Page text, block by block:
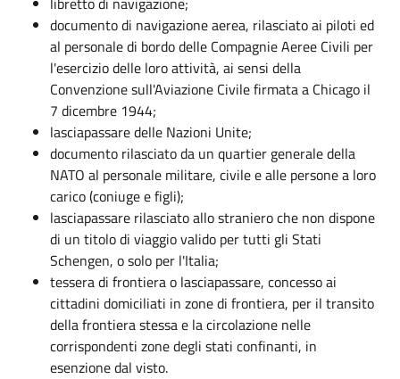
documento di navigazione aerea, rilasciato ai piloti ed
al personale di bordo delle Compagnie Aeree Civili per
l'esercizio delle loro attività, ai sensi della
Convenzione sull'Aviazione Civile firmata a Chicago il
7 dicembre 1944;
lasciapassare delle Nazioni Unite;
documento rilasciato da un quartier generale della
NATO al personale militare, civile e alle persone a loro
carico (coniuge e figli);
lasciapassare rilasciato allo straniero che non dispone
di un titolo di viaggio valido per tutti gli Stati
Schengen, o solo per l'Italia;
tessera di frontiera o lasciapassare, concesso ai
cittadini domiciliati in zone di frontiera, per il transito
della frontiera stessa e la circolazione nelle
corrispondenti zone degli stati confinanti, in
esenzione dal visto.